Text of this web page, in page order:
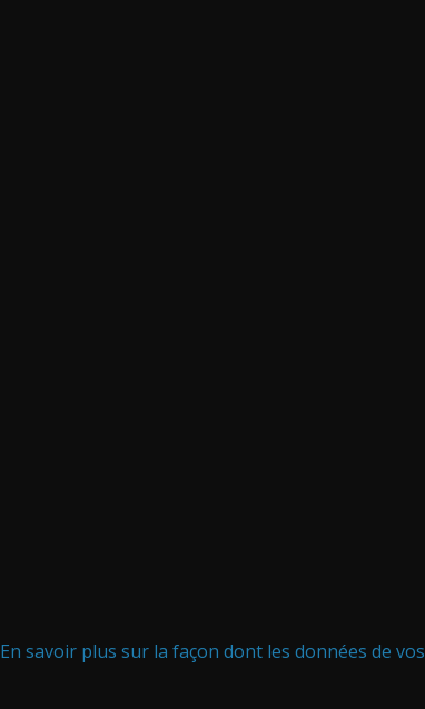
En savoir plus sur la façon dont les données de vos